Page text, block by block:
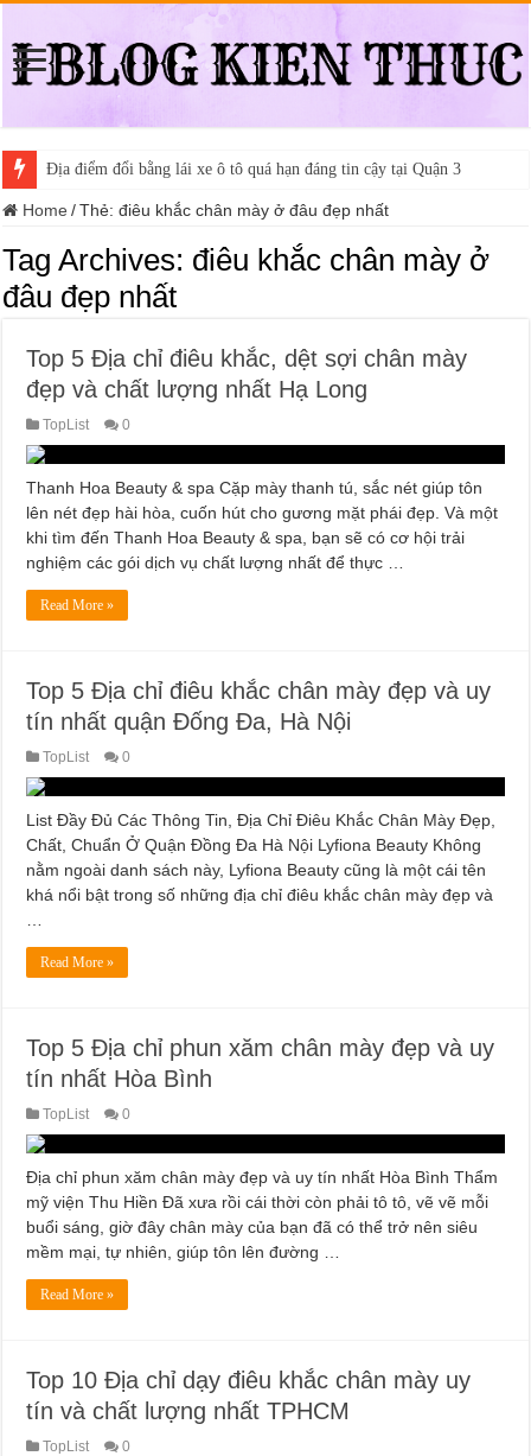
Địa điểm đổi bằng lái xe ô tô quá hạn đáng tin cậy tại Quận 3
Home / Thẻ:điêu khắc chân mày ở đâu đẹp nhất
Tag Archives: điêu khắc chân mày ở
đâu đẹp nhất
Top 5 Địa chỉ điêu khắc, dệt sợi chân mày
đẹp và chất lượng nhất Hạ Long
TopList 0
Thanh Hoa Beauty & spa Cặp mày thanh tú, sắc nét giúp tôn
lên nét đẹp hài hòa, cuốn hút cho gương mặt phái đẹp. Và một
khi tìm đến Thanh Hoa Beauty & spa, bạn sẽ có cơ hội trải
nghiệm các gói dịch vụ chất lượng nhất để thực …
Read More »
Top 5 Địa chỉ điêu khắc chân mày đẹp và uy
tín nhất quận Đống Đa, Hà Nội
TopList 0
List Đầy Đủ Các Thông Tin, Địa Chỉ Điêu Khắc Chân Mày Đẹp,
Chất, Chuẩn Ở Quận Đồng Đa Hà Nội Lyfiona Beauty Không
nằm ngoài danh sách này, Lyfiona Beauty cũng là một cái tên
khá nổi bật trong số những địa chỉ điêu khắc chân mày đẹp và
Read More »
Top 5 Địa chỉ phun xăm chân mày đẹp và uy
tín nhất Hòa Bình
TopList 0
Địa chỉ phun xăm chân mày đẹp và uy tín nhất Hòa Bình Thẩm
mỹ viện Thu Hiền Đã xưa rồi cái thời còn phải tô tô, vẽ vẽ mỗi
buổi sáng, giờ đây chân mày của bạn đã có thể trở nên siêu
mềm mại, tự nhiên, giúp tôn lên đường …
Read More »
Top 10 Địa chỉ dạy điêu khắc chân mày uy
tín và chất lượng nhất TPHCM
TopList 0